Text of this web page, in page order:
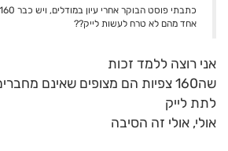
אחד מהם לא טרח לעשות לייק??
אני רוצה ללמד זכות
שה160 צפיות הם מצופים שאינם
לתת לייק
אולי, אולי זה הסיבה